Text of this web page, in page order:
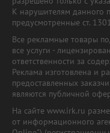
К нарушителям данного
предусмотренные ст.
Все рекламные товары
все услуги -
ответственности за
Реклама изготовлена и
предоставленных
являются публичной
На сайте www.irk.ru
от информационного